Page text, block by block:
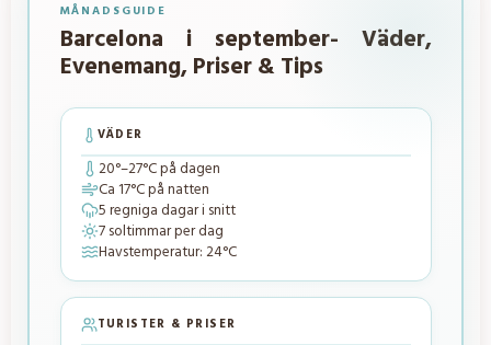
MÅNADSGUIDE
Barcelona i september- Väder,
Evenemang, Priser & Tips
VÄDER
20°–27°C på dagen
Ca 17°C på natten
5regniga dagar i snitt
7soltimmar per dag
Havstemperatur:24°C
TURISTER & PRISER